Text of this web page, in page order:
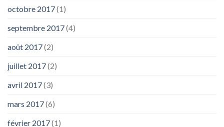
octobre 2017(1)
septembre 2017(4)
août 2017(2)
juillet 2017(2)
avril 2017(3)
mars 2017(6)
février 2017(1)